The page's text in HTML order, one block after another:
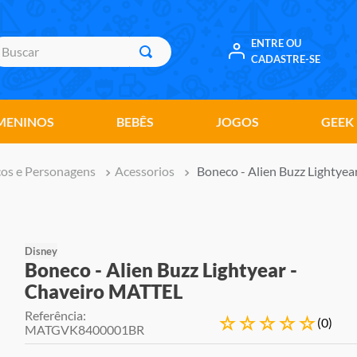
ENTRE OU
CADASTRE-SE
BEBÊS JOGOS GEEK
e Personagens Acessorios Boneco - Alien Buzz
Disney
Boneco - Alien Buzz Lightyear -
Chaveiro MATTEL
Referência:
MATGVK8400001BR
☆☆☆☆☆(0)